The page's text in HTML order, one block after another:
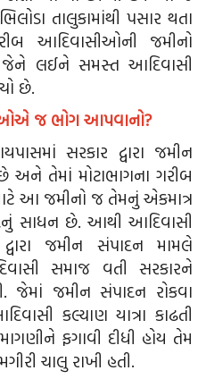
તાલુકામાંથી પસાર થતા
આદિવાસીઓની જમીનો
લઈને સમસ્ત આદિવાસી
છે.
જ ભોગ આપવાનો?
સરકાર દ્વારા જમીન
તેમાં મોટાભાગના ગરીબ
આ જમીનો જ તેમનું એકમાત્ર
સાધન છે. આથી આદિવાસી
જમીન સંપાદન મામલે
સમાજ વતી સરકારને
જમીન સંપાદન રોકવા
કલ્યાણ યાત્રા કાઢતી
ફગાવી દીધી હોય તેમ
ચાલુ રાખી હતી.